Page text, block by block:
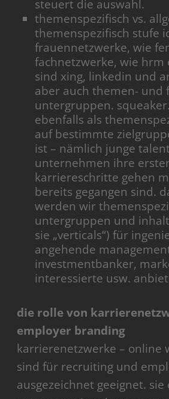
steuert die auswahl.
themenspezifisch vs.
themenspezifisch stufe
frauennetzwerke, wie
fachnetzwerke, wie hrm
sind xing, linkedin und
aber auch themen- und
untergruppen.
ebenfalls als
auf bestimmte
ist – nämlich junge
unternehmen ihre
karriereschritte gehen
bereits gegangen sind.
werden wir
untergruppen und
sie „verticals“) für
angehende
investmentbanker,
interessierte usw.
die rolle von
employer branding
karrierenetzwerke – online
sind für recruiting und
ausgezeichnet geeignet.